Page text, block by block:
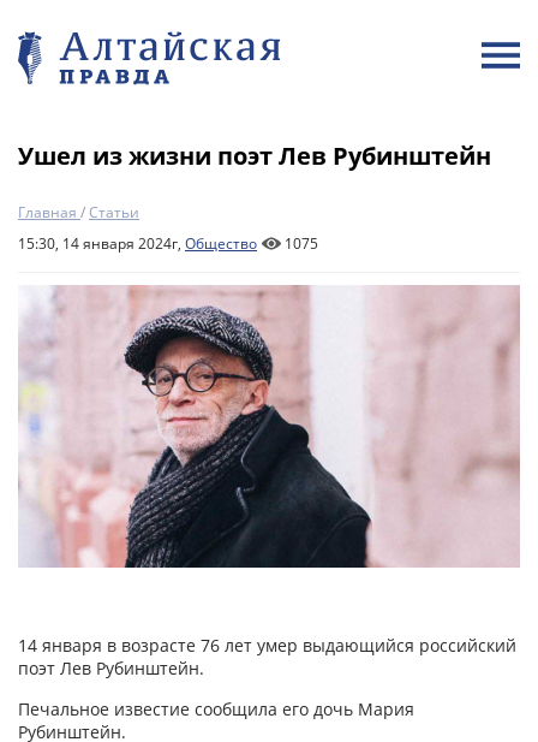
Ушел из жизни поэт Лев Рубинштейн
Главная /Статьи
15:30, 14 января 2024г, Общество 1075
14 января в возрасте 76 лет умер выдающийся российский
поэт Лев Рубинштейн.
Печальное известие сообщила его дочь Мария
Рубинштейн.